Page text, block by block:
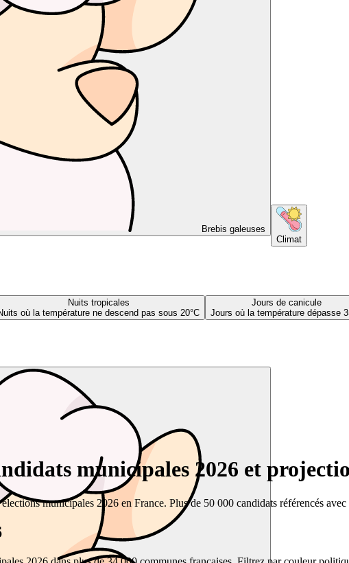
Brebis galeuses
Climat
Nuits tropicales
où la température ne descend pas sous 20°C
Jours de canicule
Jours où la température dépasse
municipales 2026 et
municipales 2026 en France. Plus de 50 000 candidats référencés